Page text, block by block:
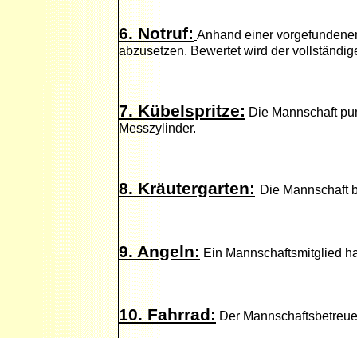
6. Notruf: Anhand einer
abzusetzen. Bewertet wird der
7. Kübelspritze: Die Mannschaft
Messzylinder.
8. Kräutergarten: Die Mannschaft
9. Angeln: Ein Mannschaftsmitglied
10. Fahrrad: Der